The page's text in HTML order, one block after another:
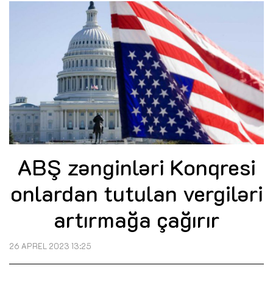
ABŞ zənginləri Konqresi
onlardan tutulan vergiləri
artırmağa çağırır
26 APREL 2023 13:25